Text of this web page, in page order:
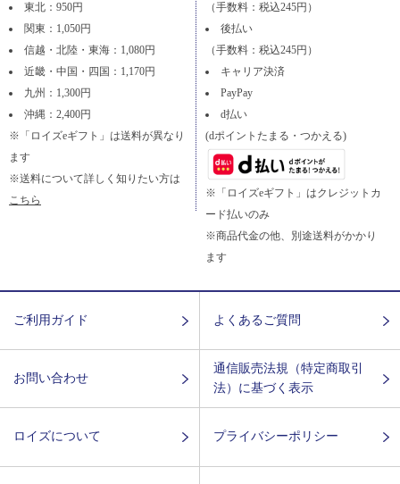
東北：950円
関東：1,050円
信越・北陸・東海：1,080円
近畿・中国・四国：1,170円
九州：1,300円
沖縄：2,400円
※「ロイズeギフト」は送料が異なり
ます
※送料について詳しく知りたい方は
こちら
（手数料：税込245円）
後払い
（手数料：税込245円）
キャリア決済
PayPay
d払い
(dポイントたまる・つかえる)
※「ロイズeギフト」はクレジットカ
ード払いのみ
※商品代金の他、別途送料がかかり
ます
ご利用ガイド よくあるご質問
お問い合わせ
通信販売法規（特定商取引
法）に基づく表示
ロイズについて プライバシーポリシー